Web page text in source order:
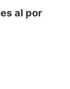
al por